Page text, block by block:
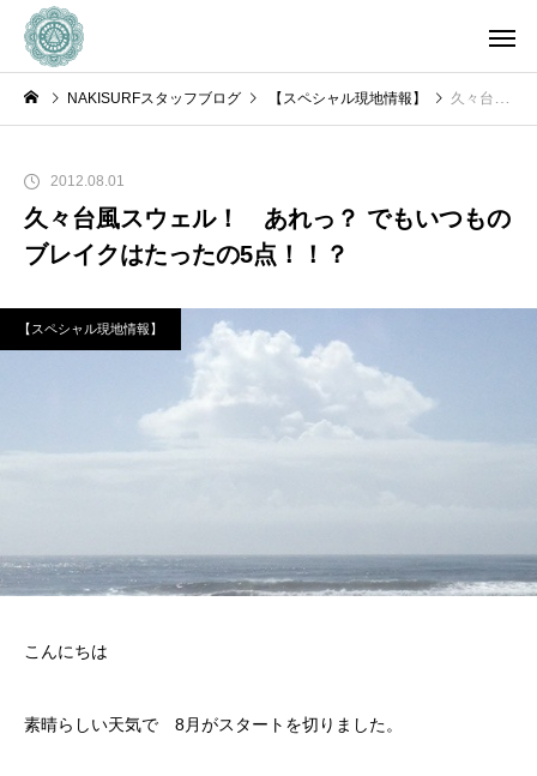
NAKISURFスタッフブログ 【スペシャル現地情報】 久々台風スウェル！ あれっ？ でもいつものブレイクはたったの5点！！？
2012.08.01
久々台風スウェル！ あれっ？ でもいつもの
ブレイクはたったの5点！！？
【スペシャル現地情報】
こんにちは
素晴らしい天気で 8月がスタートを切りました。